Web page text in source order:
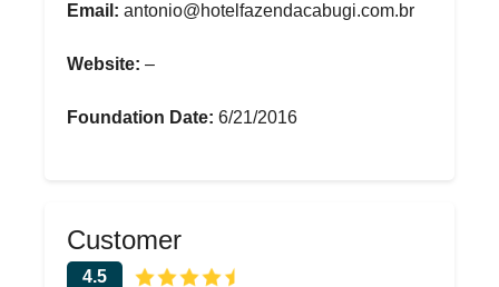
Email: antonio@hotelfazendacabugi.com.br
Website: –
Foundation Date: 6/21/2016
Customer
4.5